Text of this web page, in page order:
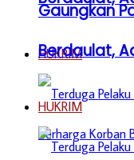
HUKRIM
Gaungkan
Berdaulat,
HUKRIM